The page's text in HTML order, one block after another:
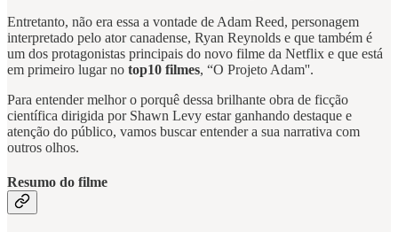
Entretanto, não era essa a vontade de Adam Reed, personagem
interpretado pelo ator canadense, Ryan Reynolds e que também é
um dos protagonistas principais do novo filme da Netflix e que está
em primeiro lugar no top10 filmes, “O Projeto Adam''.
Para entender melhor o porquê dessa brilhante obra de ficção
científica dirigida por Shawn Levy estar ganhando destaque e
atenção do público, vamos buscar entender a sua narrativa com
outros olhos.
Resumo do filme